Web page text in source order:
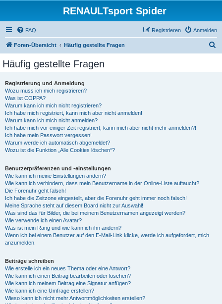
RENAULTsport Spider
FAQ Anmelden
Registrieren
Foren-Übersicht Häufig gestellte Fragen
Häufig gestellte Fragen
Registrierung und Anmeldung
Wozu muss ich mich registrieren?
Was ist COPPA?
Warum kann ich mich nicht registrieren?
Ich habe mich registriert, kann mich aber nicht anmelden!
Warum kann ich mich nicht anmelden?
Ich habe mich vor einiger Zeit registriert, kann mich aber nicht mehr anmelden?!
Ich habe mein Passwort vergessen!
Warum werde ich automatisch abgemeldet?
Wozu ist die Funktion „Alle Cookies löschen“?
Benutzerpräferenzen und -einstellungen
Wie kann ich meine Einstellungen ändern?
Wie kann ich verhindern, dass mein Benutzername in der Online-Liste auftaucht?
Die Forenuhr geht falsch!
Ich habe die Zeitzone eingestellt, aber die Forenuhr geht immer noch falsch!
Meine Sprache steht auf diesem Board nicht zur Auswahl!
Was sind das für Bilder, die bei meinem Benutzernamen angezeigt werden?
Wie verwende ich einen Avatar?
Was ist mein Rang und wie kann ich ihn ändern?
Wenn ich bei einem Benutzer auf den E-Mail-Link klicke, werde ich aufgefordert, mich
anzumelden.
Beiträge schreiben
Wie erstelle ich ein neues Thema oder eine Antwort?
Wie kann ich einen Beitrag bearbeiten oder löschen?
Wie kann ich meinem Beitrag eine Signatur anfügen?
Wie kann ich eine Umfrage erstellen?
Wieso kann ich nicht mehr Antwortmöglichkeiten erstellen?